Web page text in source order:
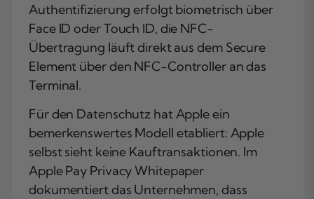
Authentifizierung erfolgt biometrisch über
Face ID oder Touch ID, die NFC-
Übertragung läuft direkt aus dem Secure
Element über den NFC-Controller an das
Terminal.
Für den Datenschutz hat Apple ein
bemerkenswertes Modell etabliert: Apple
selbst sieht keine Kauftransaktionen. Im
Apple Pay Privacy Whitepaper
dokumentiert das Unternehmen, dass